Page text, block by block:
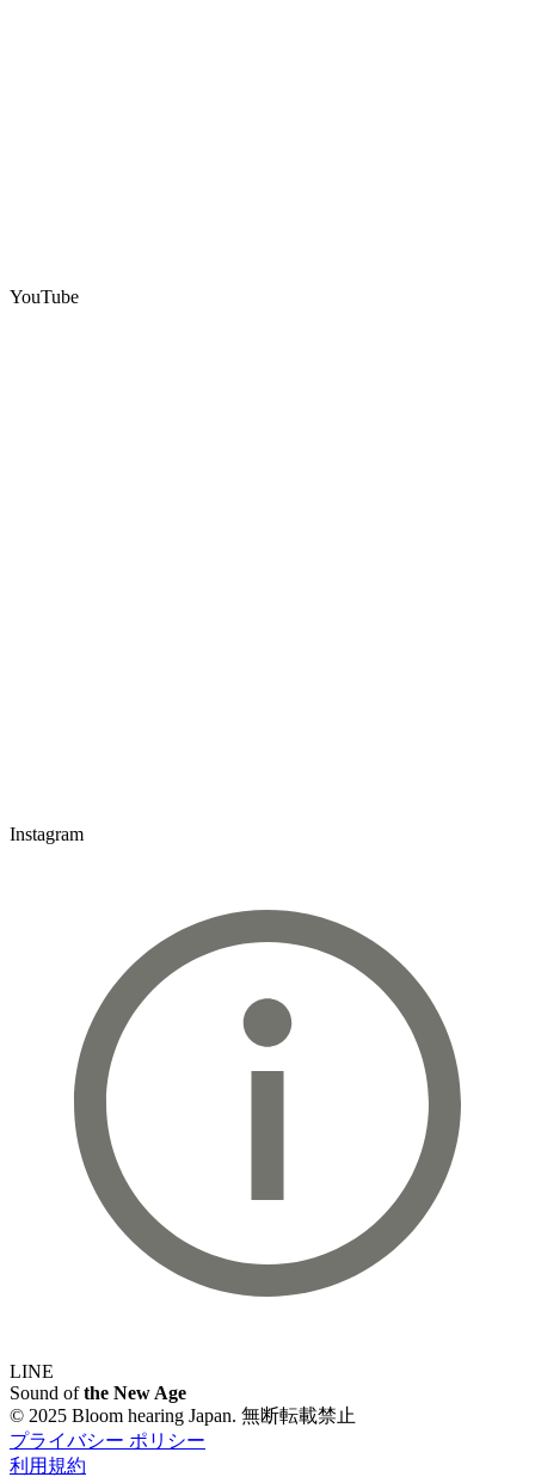
YouTube
Instagram
LINE
Sound ofthe New Age
© 2025 Bloom hearing Japan. 無断転載禁止
プライバシー ポリシー
利用規約